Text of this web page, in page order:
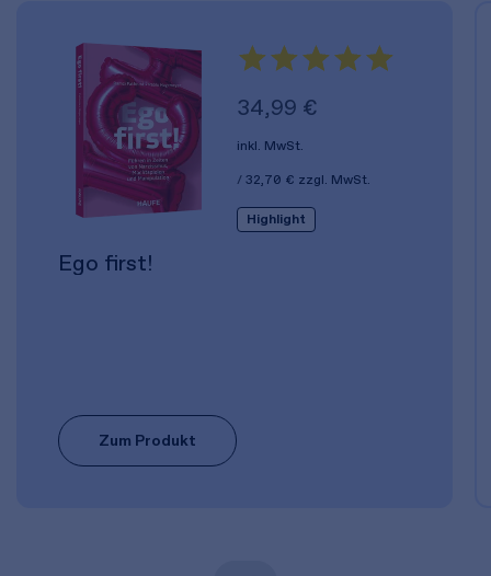
34,99 €
inkl. MwSt.
32,70 € zzgl. MwSt.
Highlight
Ego first!
Zum Produkt